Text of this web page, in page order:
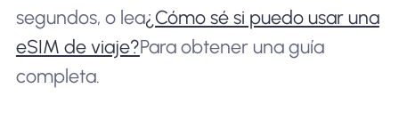
segundos, o lea¿Cómo sé si puedo usar una
eSIM de viaje?Para obtener una guía
completa.